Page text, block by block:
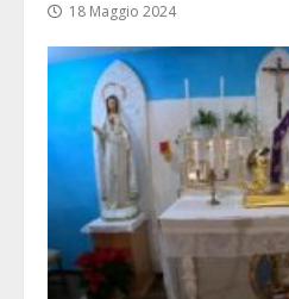
18 Maggio 2024